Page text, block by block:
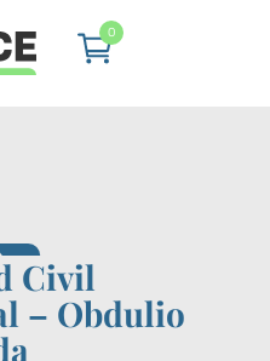
0
Civil
– Obdulio